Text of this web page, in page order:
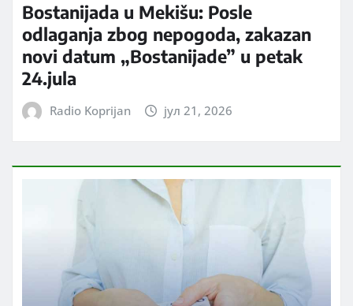
Bostanijada u Mekišu: Posle
odlaganja zbog nepogoda, zakazan
novi datum „Bostanijade” u petak
24.jula
Radio Koprijan јул 21, 2026